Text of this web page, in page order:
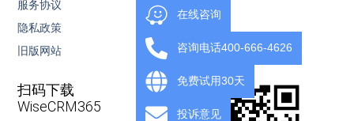
OpenAPI
服务协议
隐私政策
旧版网站
扫码下载
WiseCRM365
在线咨询
咨询电话400-666-4626
免费试用30天
投诉意见